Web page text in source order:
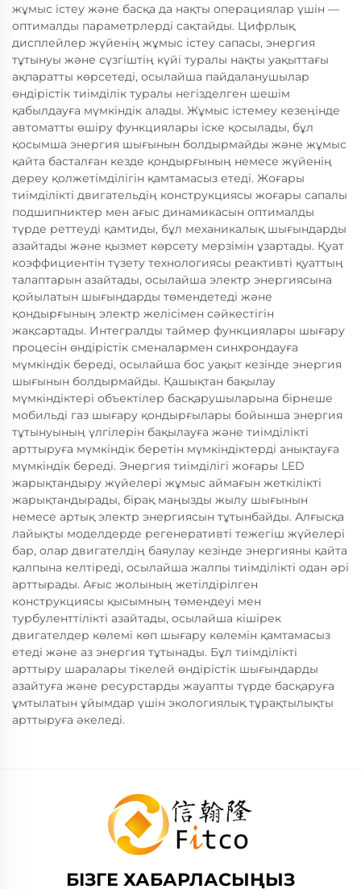
жұмыс істеу және басқа да нақты операциялар үшін —
оптималды параметрлерді сақтайды. Цифрлық
дисплейлер жүйенің жұмыс істеу сапасы, энергия
тұтынуы және сүзгіштің күйі туралы нақты уақыттағы
ақпаратты көрсетеді, осылайша пайдаланушылар
өндірістік тиімділік туралы негізделген шешім
қабылдауға мүмкіндік алады. Жұмыс істемеу кезеңінде
автоматты өшіру функциялары іске қосылады, бұл
қосымша энергия шығынын болдырмайды және жұмыс
қайта басталған кезде қондырғының немесе жүйенің
дереу қолжетімділігін қамтамасыз етеді. Жоғары
тиімділікті двигательдің конструкциясы жоғары сапалы
подшипниктер мен ағыс динамикасын оптималды
түрде реттеуді қамтиды, бұл механикалық шығындарды
азайтады және қызмет көрсету мерзімін ұзартады. Қуат
коэффициентін түзету технологиясы реактивті қуаттың
талаптарын азайтады, осылайша электр энергиясына
қойылатын шығындарды төмендетеді және
қондырғының электр желісімен сәйкестігін
жақсартады. Интегралды таймер функциялары шығару
процесін өндірістік сменалармен синхрондауға
мүмкіндік береді, осылайша бос уақыт кезінде энергия
шығынын болдырмайды. Қашықтан бақылау
мүмкіндіктері объектілер басқарушыларына бірнеше
мобильді газ шығару қондырғылары бойынша энергия
тұтынуының үлгілерін бақылауға және тиімділікті
арттыруға мүмкіндік беретін мүмкіндіктерді анықтауға
мүмкіндік береді. Энергия тиімділігі жоғары LED
жарықтандыру жүйелері жұмыс аймағын жеткілікті
жарықтандырады, бірақ маңызды жылу шығынын
немесе артық электр энергиясын тұтынбайды. Алғысқа
лайықты моделдерде регенеративті тежегіш жүйелері
бар, олар двигателдің баяулау кезінде энергияны қайта
қалпына келтіреді, осылайша жалпы тиімділікті одан әрі
арттырады. Ағыс жолының жетілдірілген
конструкциясы қысымның төмендеуі мен
турбуленттілікті азайтады, осылайша кішірек
двигателдер көлемі көп шығару көлемін қамтамасыз
етеді және аз энергия тұтынады. Бұл тиімділікті
арттыру шаралары тікелей өндірістік шығындарды
азайтуға және ресурстарды жауапты түрде басқаруға
ұмтылатын ұйымдар үшін экологиялық тұрақтылықты
арттыруға әкеледі.
БІЗГЕ ХАБАРЛАСЫҢЫЗ